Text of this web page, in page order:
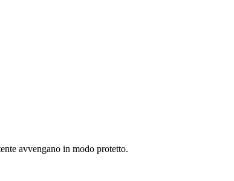
avvengano in modo protetto.